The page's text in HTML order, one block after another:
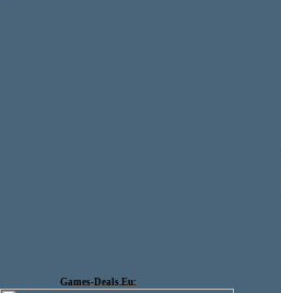
Games-Deals.Eu: